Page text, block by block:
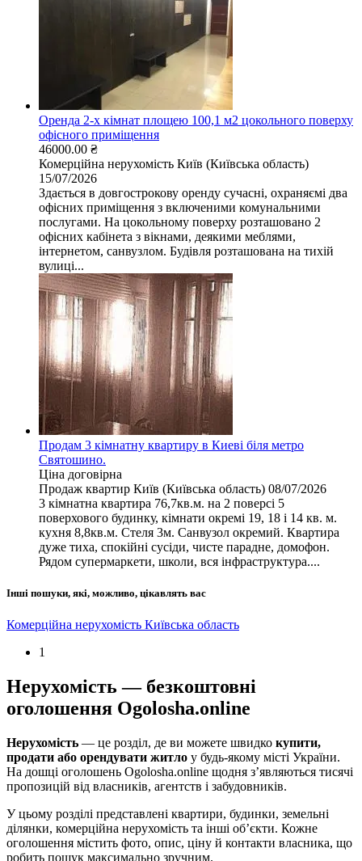
Оренда 2-х кімнат площею 100,1 м2 цокольного поверху
офісного приміщення
46000.00 ₴
Комерційна нерухомість Київ (Київська область)
15/07/2026
Здається в довгострокову оренду сучасні, охраняємі два
офісних приміщення з включеними комунальними
послугами. На цокольному поверху розташовано 2
офісних кабінета з вікнами, деякими меблями,
інтернетом, санвузлом. Будівля розташована на тихій
вулиці...
Продам 3 кімнатну квартиру в Киеві біля метро
Святошино.
Ціна договірна
Продаж квартир Київ (Київська область) 08/07/2026
3 кімнатна квартира 76,7кв.м. на 2 поверсі 5
поверхового будинку, кімнати окремі 19, 18 і 14 кв. м.
кухня 8,8кв.м. Стеля 3м. Санвузол окремий. Квартира
дуже тиха, спокійні сусіди, чисте парадне, домофон.
Рядом супермаркети, школи, вся інфраструктура....
Інші пошуки, які, можливо, цікавлять вас
Комерційна нерухомість Київська область
1
Нерухомість — безкоштовні
оголошення Ogolosha.online
Нерухомість — це розділ, де ви можете швидко купити,
продати або орендувати житло у будь-якому місті України.
На дошці оголошень Ogolosha.online щодня з’являються тисячі
пропозицій від власників, агентств і забудовників.
У цьому розділі представлені квартири, будинки, земельні
ділянки, комерційна нерухомість та інші об’єкти. Кожне
оголошення містить фото, опис, ціну й контакти власника, що
робить пошук максимально зручним.